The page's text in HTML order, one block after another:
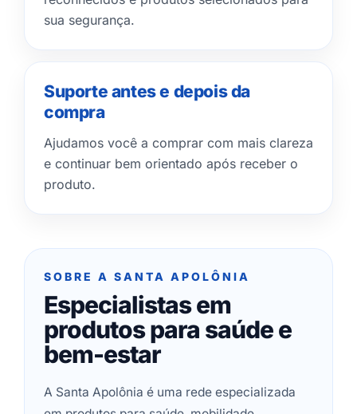
sua segurança.
Suporte antes e depois da
compra
Ajudamos você a comprar com mais clareza
e continuar bem orientado após receber o
produto.
SOBRE A SANTA APOLÔNIA
Especialistas em
produtos para saúde e
bem-estar
A Santa Apolônia é uma rede especializada